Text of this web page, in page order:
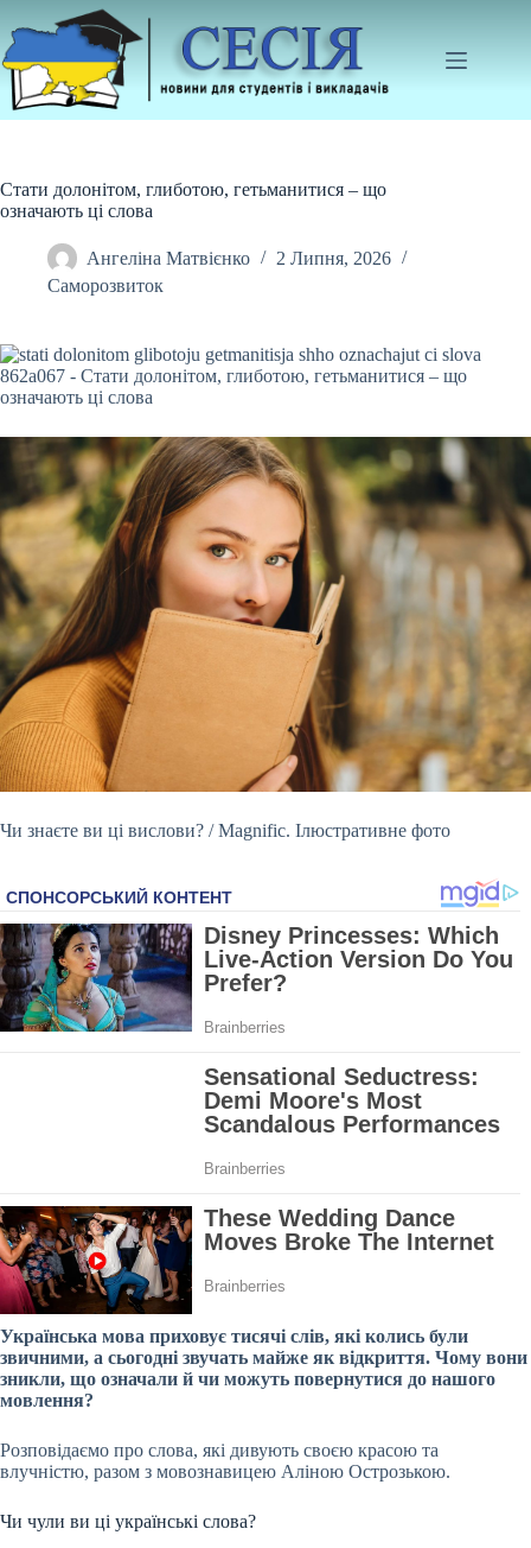
до
вмісту
Стати долонітом, глиботою, гетьманитися – що
означають ці слова
Ангеліна Матвієнко
2 Липня, 2026
Саморозвиток
Чи знаєте ви ці вислови? / Magnific. Ілюстративне фото
Українська мова приховує тисячі слів, які колись були
звичними, а сьогодні звучать майже як відкриття. Чому вони
зникли, що означали й чи можуть повернутися до нашого
мовлення?
Розповідаємо про слова, які дивують своєю красою та
влучністю, разом з мовознавицею Аліною Острозькою.
Чи чули ви ці українські слова?